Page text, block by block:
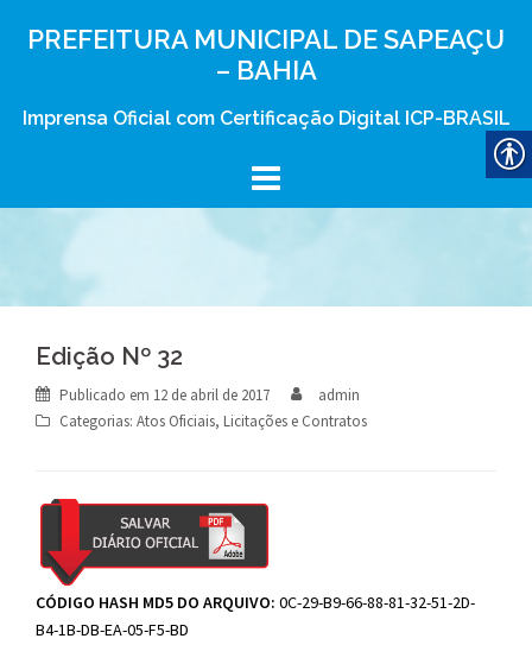
PREFEITURA MUNICIPAL DE SAPEAÇU
– BAHIA
Imprensa Oficial com Certificação Digital ICP-BRASIL
Edição Nº 32
Publicado em 12 de abril de 2017
admin
Categorias: Atos Oficiais, Licitações e Contratos
CÓDIGO HASH MD5 DO ARQUIVO: 0C-29-B9-66-88-81-32-51-2D-
B4-1B-DB-EA-05-F5-BD